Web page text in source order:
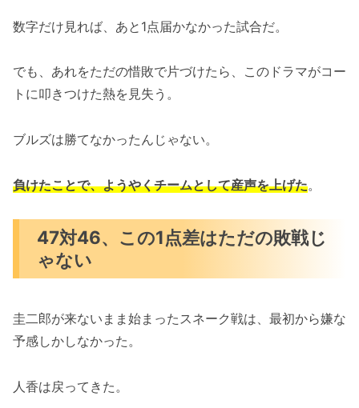
数字だけ見れば、あと1点届かなかった試合だ。
でも、あれをただの惜敗で片づけたら、このドラマがコー
トに叩きつけた熱を見失う。
ブルズは勝てなかったんじゃない。
負けたことで、ようやくチームとして産声を上げた。
47対46、この1点差はただの敗戦じ
ゃない
圭二郎が来ないまま始まったスネーク戦は、最初から嫌な
予感しかしなかった。
人香は戻ってきた。